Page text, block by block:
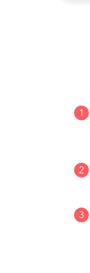
1
2
3